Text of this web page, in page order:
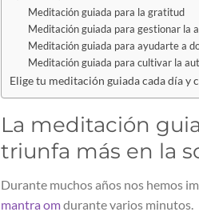
Meditación guiada para la gratitud
Meditación guiada para gestionar la
Meditación guiada para ayudarte a
Meditación guiada para cultivar la
Elige tu meditación guiada cada día y
La meditación
triunfa más en la
Durante muchos años nos hemos
mantra omdurante varios minutos.